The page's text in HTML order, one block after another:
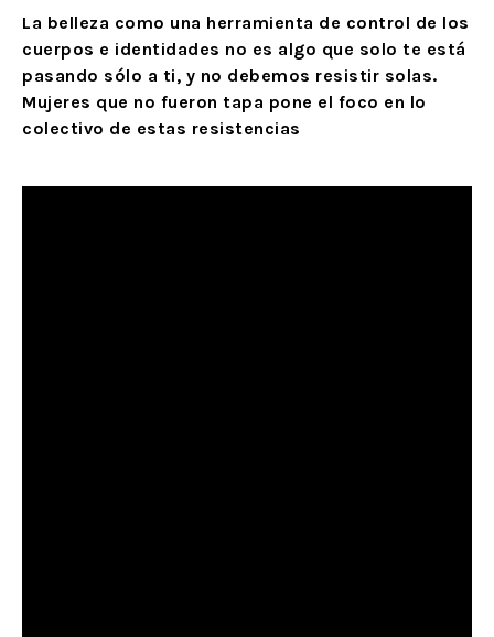
La belleza como una herramienta de control de los
cuerpos e identidades no es algo que solo te está
pasando sólo a ti, y no debemos resistir solas.
Mujeres que no fueron tapa pone el foco en lo
colectivo de estas resistencias